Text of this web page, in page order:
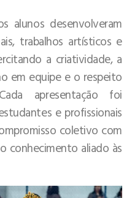
alunos desenvolveram
trabalhos artísticos e
a criatividade, a
em equipe e o respeito
apresentação foi
e profissionais
coletivo com
conhecimento aliado às